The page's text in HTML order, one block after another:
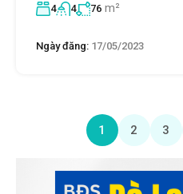
4 4 76 m²
Ngày đăng: 17/05/2023
1 2 3